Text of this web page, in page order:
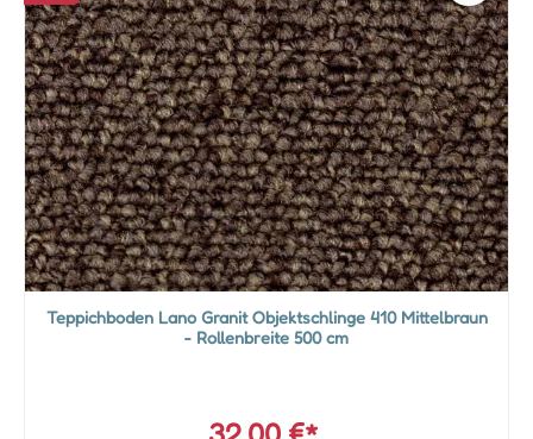
Teppichboden Lano Granit Objektschlinge 410 Mittelbraun
- Rollenbreite 500 cm